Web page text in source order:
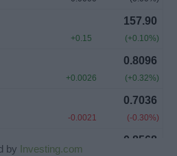
by Investing.com